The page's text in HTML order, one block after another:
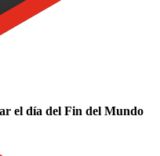
el día del Fin del Mundo